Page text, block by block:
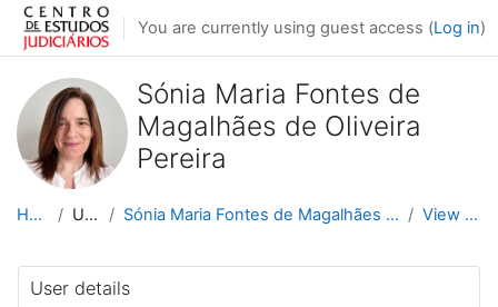
Skip to main content
You are currently using guest access (Log in)
Sónia Maria Fontes de
Magalhães de Oliveira
Pereira
Home Users Sónia Maria Fontes de Magalhães de Oliveira Pereira View profile
User details